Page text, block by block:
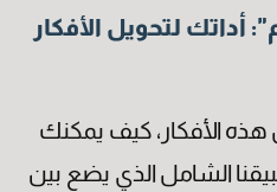
أداتك لتحويل الأفكار
الأفكار، كيف يمكنك
الشامل الذي يضع بين